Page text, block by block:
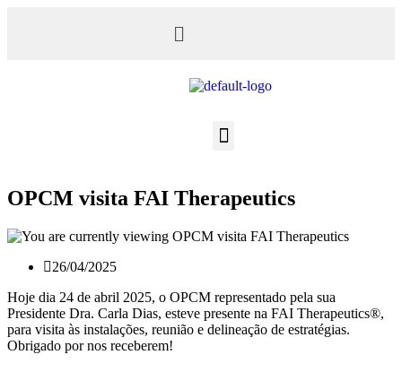
OPCM visita FAI Therapeutics
26/04/2025
Hoje dia 24 de abril 2025, o OPCM representado pela sua
Presidente Dra. Carla Dias, esteve presente na FAI Therapeutics®,
para visita às instalações, reunião e delineação de estratégias.
Obrigado por nos receberem!